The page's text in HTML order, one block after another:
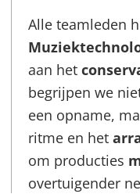
Alle teamleden
aan het
begrijpen we
een opname,
ritme en het
om producties
overtuigender